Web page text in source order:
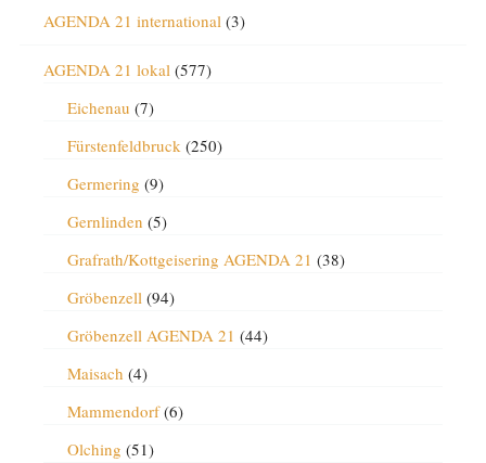
AGENDA 21 international(3)
AGENDA 21 lokal(577)
Eichenau (7)
Fürstenfeldbruck(250)
Germering (9)
Gernlinden (5)
Grafrath/Kottgeisering AGENDA 21 (38)
Gröbenzell(94)
Gröbenzell AGENDA 21 (44)
Maisach (4)
Mammendorf(6)
Olching (51)